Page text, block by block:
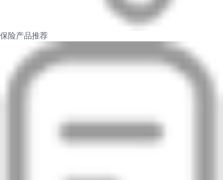
保险产品推荐